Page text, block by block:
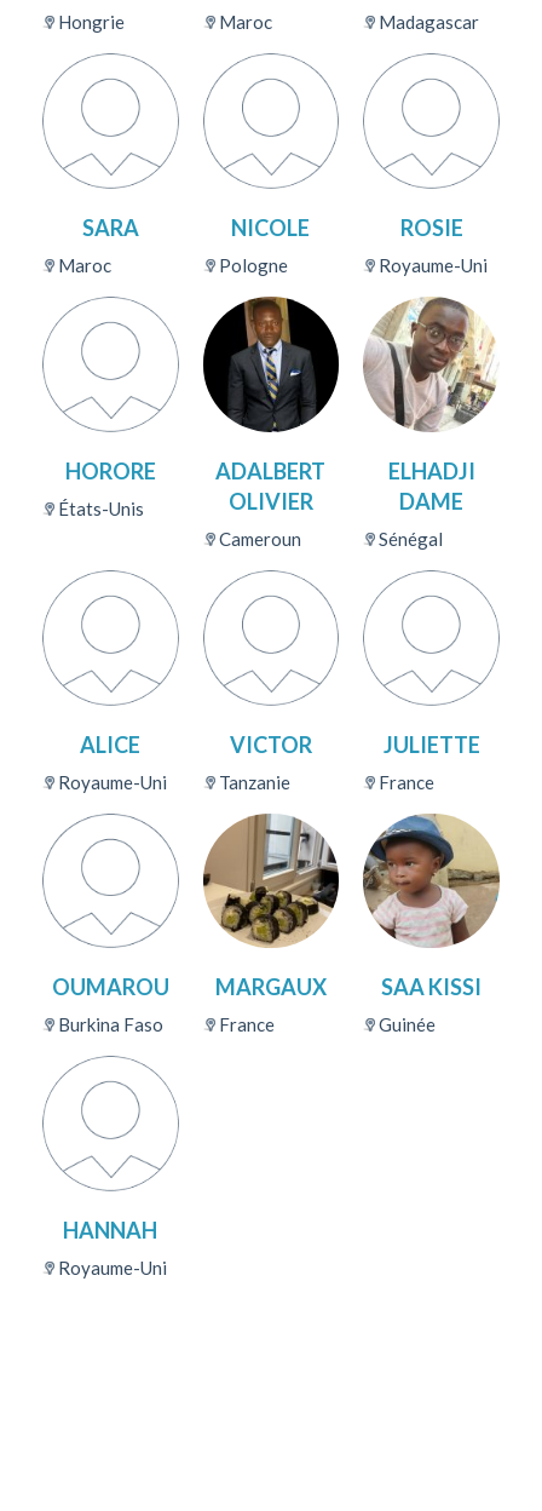
Hongrie Maroc Madagascar
SARA
Maroc
NICOLE
Pologne
ROSIE
Royaume-Uni
HORORE
États-Unis
ADALBERT
OLIVIER
Cameroun
ELHADJI
DAME
Sénégal
ALICE
Royaume-Uni
VICTOR
Tanzanie
JULIETTE
France
OUMAROU
Burkina Faso
MARGAUX
France
SAA KISSI
Guinée
HANNAH
Royaume-Uni